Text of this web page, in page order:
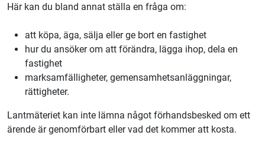
Här kan du bland annat ställa en fråga om:
att köpa, äga, sälja eller ge bort en fastighet
hur du ansöker om att förändra, lägga ihop, dela en
fastighet
marksamfälligheter, gemensamhetsanläggningar,
rättigheter.
Lantmäteriet kan inte lämna något förhandsbesked om ett
ärende är genomförbart eller vad det kommer att kosta.